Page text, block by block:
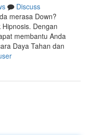
Discuss
merasa Down?
Dengan
membantu Anda
Daya Tahan dan